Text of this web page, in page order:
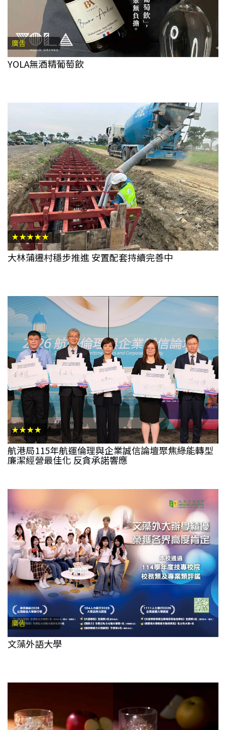
廣告
YOLA無酒精葡萄飲
★★★★★
大林蒲遷村穩步推進 安置配套持續完善中
★★★★
航港局115年航運倫理與企業誠信論壇聚焦綠能轉型
廉潔經營最佳化 反貪承諾響應
廣告
文藻外語大學